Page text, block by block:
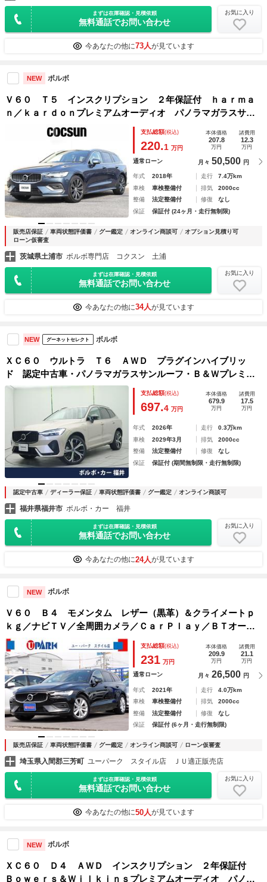
まずは在庫確認・見積依頼
無料通話でお問い合わせ
お気に入り
今あなたの他に73人が見ています
NEW ボルボ
Ｖ６０ Ｔ５ インスクリプション ２年保証付 ｈａｒｍａ
ｎ／ｋａｒｄｏｎプレミアムオーディオ パノラマガラスサン
ルーフ ブロンド／パーフォレーテッドファインナッパレザ
ー シートヒーター シートベンチレーション マッサージ機
支払総額(税込)
220.1 万円
本体価格
207.8
万円
諸費用
12.3
万円
通常ローン 月々 50,500 円
年式 2018年 走行
7.4万km
車検
車検整備付 排気
2000cc
整備
法定整備付 修復
なし
保証
保証付 (24ヶ月・走行無制限)
販売店保証 車両状態評価書 グー鑑定 オンライン商談可
オプション見積り可
ローン仮審査
茨城県土浦市 ボルボ専門店 コクスン 土浦
まずは在庫確認・見積依頼
無料通話でお問い合わせ
お気に入り
今あなたの他に34人が見ています
NEW グーネットセレクト ボルボ
ＸＣ６０ ウルトラ Ｔ６ ＡＷＤ プラグインハイブリッ
ド 認定中古車・パノラマガラスサンルーフ・Ｂ＆Ｗプレミア
ムサウンド・Ｇｏｏｇｌｅナビ・ＥＴＣ 黒革 Ｇｏｏｇｌｅ
ナビ メモリー機能付きパワーシート シートヒーター ベン
チレーション パワーテールゲート
支払総額(税込)
697.4 万円
本体価格
679.9
万円
諸費用
17.5
万円
年式 2026年 走行
0.3万km
車検
2029年3月 排気
2000cc
整備
法定整備付 修復
なし
保証
保証付 (期間無制限・走行無制限)
認定中古車 ディーラー保証 車両状態評価書 グー鑑定 オンライン商談可
福井県福井市 ボルボ・カー 福井
まずは在庫確認・見積依頼
無料通話でお問い合わせ
お気に入り
今あなたの他に24人が見ています
NEW ボルボ
Ｖ６０ Ｂ４ モメンタム レザー（黒革）＆クライメートｐ
ｋｇ／ナビＴＶ／全周囲カメラ／ＣａｒＰｌａｙ／ＢＴオーデ
ィオ／スマキー／アイドリングＳＴＯＰ／ヒーター付Ｐシート
／ＰＷバックドア／ＬＥＤヘッド／Ｐアシスト／記録簿／
支払総額(税込)
231 万円
本体価格
209.9
万円
諸費用
21.1
万円
通常ローン 月々 26,500 円
年式 2021年 走行
4.0万km
車検
車検整備付 排気
2000cc
整備
法定整備付 修復
なし
保証
保証付 (6ヶ月・走行無制限)
販売店保証 車両状態評価書 グー鑑定 オンライン商談可 ローン仮審査
埼玉県入間郡三芳町 ユーパーク スタイル店 ＪＵ適正販売店
まずは在庫確認・見積依頼
無料通話でお問い合わせ
お気に入り
今あなたの他に50人が見ています
NEW ボルボ
ＸＣ６０ Ｄ４ ＡＷＤ インスクリプション ２年保証付
Ｂｏｗｅｒｓ＆Ｗｉｌｋｉｎｓプレミアムオーディオ パノラ